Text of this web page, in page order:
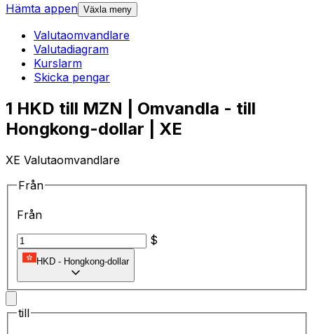
Hämta appen Växla meny
Valutaomvandlare
Valutadiagram
Kurslarm
Skicka pengar
1 HKD till MZN | Omvandla - till
Hongkong-dollar | XE
XE Valutaomvandlare
Från
Från
$
HKD - Hongkong-dollar
till